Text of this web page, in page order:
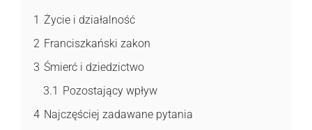
1 Życie i działalność
2 Franciszkański zakon
3 Śmierć i dziedzictwo
3.1 Pozostający wpływ
4 Najczęściej zadawane pytania